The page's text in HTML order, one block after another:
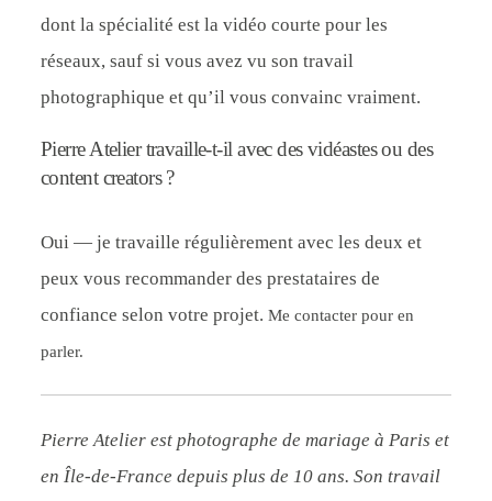
dont la spécialité est la vidéo courte pour les
réseaux, sauf si vous avez vu son travail
photographique et qu’il vous convainc vraiment.
Pierre Atelier travaille-t-il avec des vidéastes ou des
content creators ?
Oui — je travaille régulièrement avec les deux et
peux vous recommander des prestataires de
confiance selon votre projet.Me contacter pour en
parler.
Pierre Atelier est photographe de mariage à Paris et
en Île-de-France depuis plus de 10 ans. Son travail